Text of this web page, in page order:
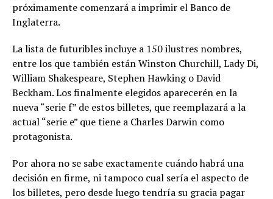
próximamente comenzará a imprimir el Banco de
Inglaterra.
La lista de futuribles incluye a 150 ilustres nombres,
entre los que también están Winston Churchill, Lady Di,
William Shakespeare, Stephen Hawking o David
Beckham. Los finalmente elegidos aparecerén en la
nueva “serie f” de estos billetes, que reemplazará a la
actual “serie e” que tiene a Charles Darwin como
protagonista.
Por ahora no se sabe exactamente cuándo habrá una
decisión en firme, ni tampoco cual sería el aspecto de
los billetes, pero desde luego tendría su gracia pagar